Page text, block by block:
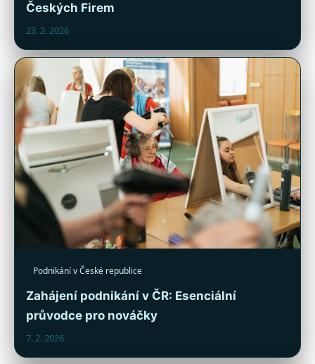
Českých Firem
23. 2. 2026
Podnikání v České republice
Zahájení podnikání v ČR: Esenciální
průvodce pro nováčky
7. 2. 2026